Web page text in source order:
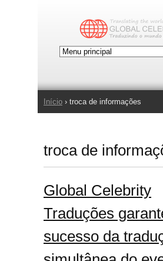
Você está aqui
Início › troca de informações
troca de
Global Celebrity
Traduções
sucesso da